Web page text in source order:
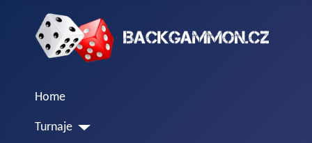
Home
Turnaje